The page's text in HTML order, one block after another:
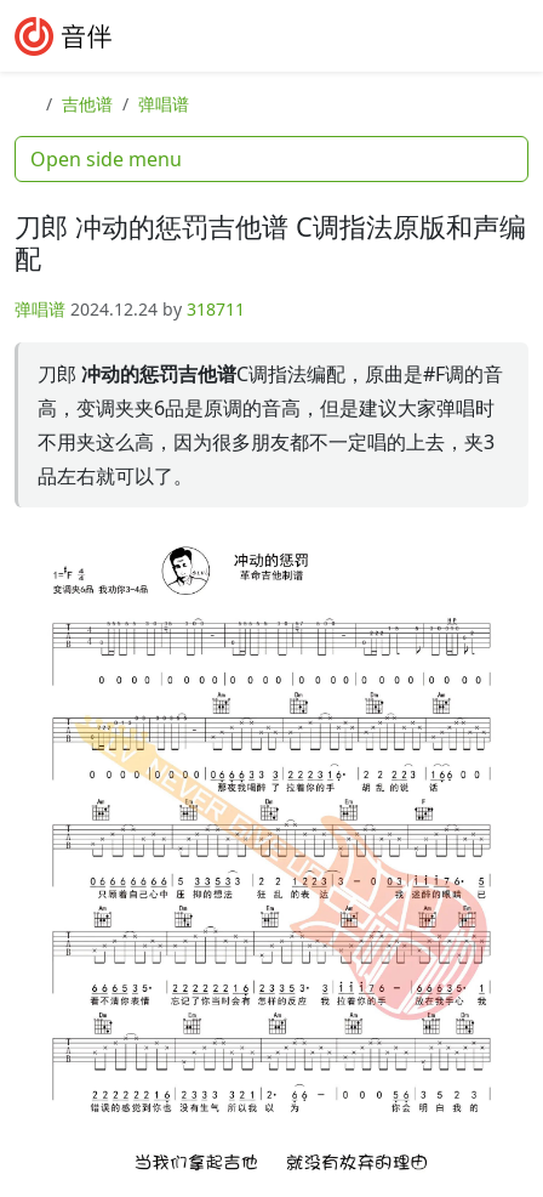
Skip to content
Skip to footer
吉他谱 弹唱谱
刀郎 冲动的惩罚吉他谱 C调指法原版和声编
配
弹唱谱 2024.12.24 by 318711
刀郎 冲动的惩罚吉他谱C调指法编配，原曲是#F调的音
高，变调夹夹6品是原调的音高，但是建议大家弹唱时
不用夹这么高，因为很多朋友都不一定唱的上去，夹3
品左右就可以了。
Open side menu